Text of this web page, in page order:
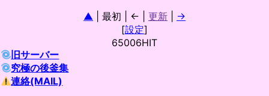
▲ | 最初 | ← | 更新
→
[設定]
65006HIT
旧サーバー
究極の後釜集
連絡(MAIL)